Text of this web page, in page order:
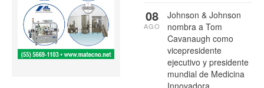
Johnson & Johnson
nombra a Tom
Cavanaugh como
vicepresidente
ejecutivo y presidente
mundial de Medicina
Innovadora
08
AGO